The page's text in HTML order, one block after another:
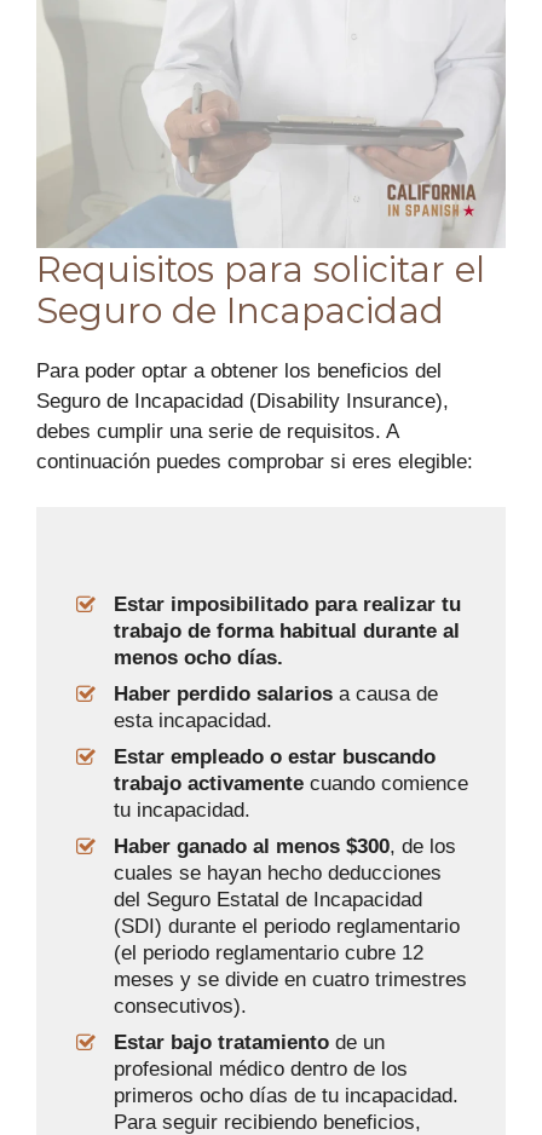
Requisitos para solicitar el
Seguro de Incapacidad
Para poder optar a obtener los beneficios del
Seguro de Incapacidad (Disability Insurance),
debes cumplir una serie de requisitos. A
continuación puedes comprobar si eres elegible:
Estar imposibilitado para realizar tu
trabajo de forma habitual durante al
menos ocho días.
Haber perdido salarios a causa de
esta incapacidad.
Estar empleado o estar buscando
trabajo activamente cuando comience
tu incapacidad.
Haber ganado al menos $300, de los
cuales se hayan hecho deducciones
del Seguro Estatal de Incapacidad
(SDI) durante el periodo reglamentario
(el periodo reglamentario cubre 12
meses y se divide en cuatro trimestres
consecutivos).
Estar bajo tratamiento de un
profesional médico dentro de los
primeros ocho días de tu incapacidad.
Para seguir recibiendo beneficios,